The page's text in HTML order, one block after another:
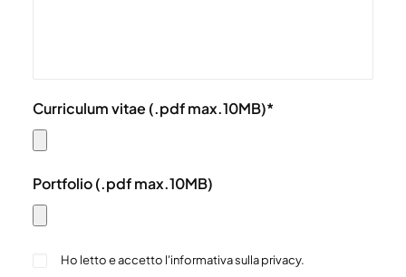
Curriculum vitae (.pdf max.10MB)*
Portfolio (.pdf max.10MB)
Ho letto e accetto l'informativa sulla privacy.